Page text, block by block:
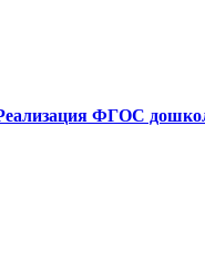
ФГОС